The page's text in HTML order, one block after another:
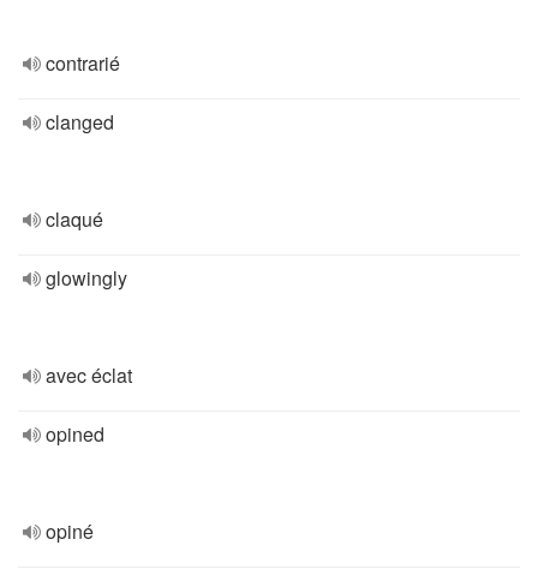
contrarié
clanged
claqué
glowingly
avec éclat
opined
opiné